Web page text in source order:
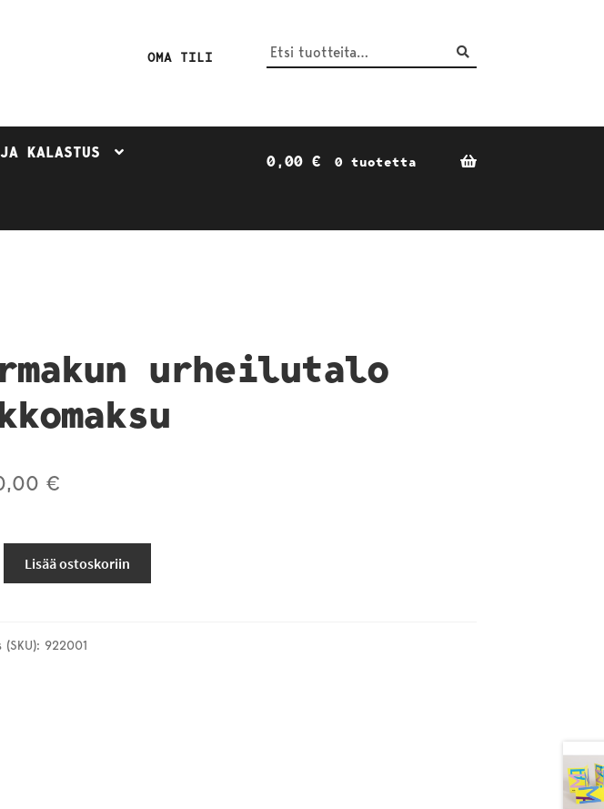
OMA TILI
Etsi:
Haku
KALASTUS
0,00 € 0 tuotetta
urheilutalo
€
Lisää ostoskoriin
922001